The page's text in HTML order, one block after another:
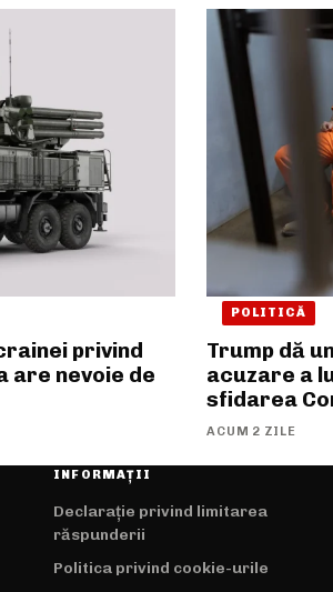
privind
are nevoie de
POLITICĂ
Trump dă
acuzare a
sfidarea
ACUM 2 ZILE
INFORMAȚII
Declarație privind limitarea
răspunderii
Politica privind cookie-urile